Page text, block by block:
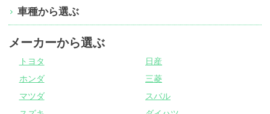
車種から選ぶ
メーカーから選ぶ
トヨタ
日産
ホンダ
三菱
マツダ
スバル